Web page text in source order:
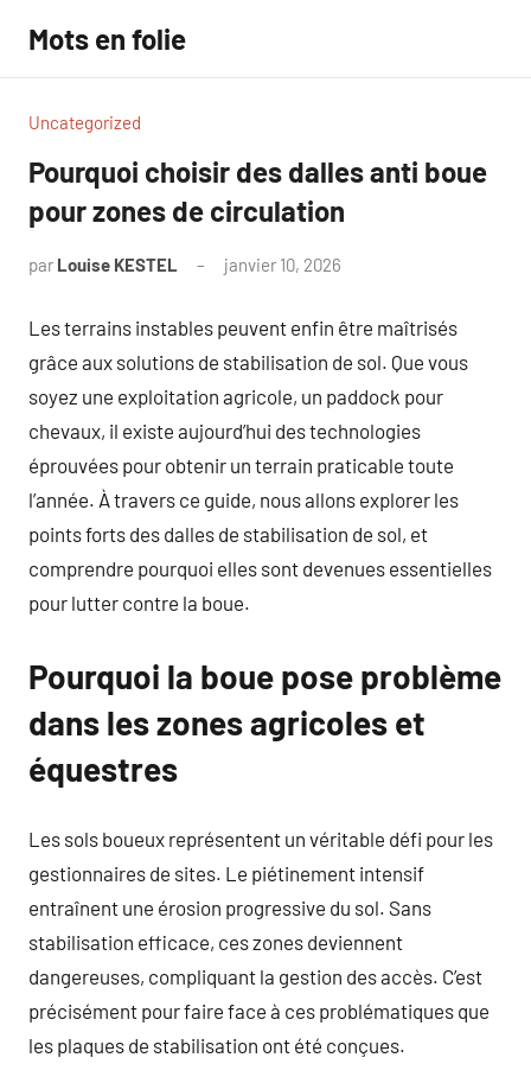
contenu
Mots en folie
Uncategorized
Pourquoi choisir des dalles anti boue
pour zones de circulation
par Louise KESTEL janvier 10, 2026
Les terrains instables peuvent enfin être maîtrisés
grâce aux solutions de stabilisation de sol. Que vous
soyez une exploitation agricole, un paddock pour
chevaux, il existe aujourd’hui des technologies
éprouvées pour obtenir un terrain praticable toute
l’année. À travers ce guide, nous allons explorer les
points forts des dalles de stabilisation de sol, et
comprendre pourquoi elles sont devenues essentielles
pour lutter contre la boue.
Pourquoi la boue pose problème
dans les zones agricoles et
équestres
Les sols boueux représentent un véritable défi pour les
gestionnaires de sites. Le piétinement intensif
entraînent une érosion progressive du sol. Sans
stabilisation efficace, ces zones deviennent
dangereuses, compliquant la gestion des accès. C’est
précisément pour faire face à ces problématiques que
les plaques de stabilisation ont été conçues.